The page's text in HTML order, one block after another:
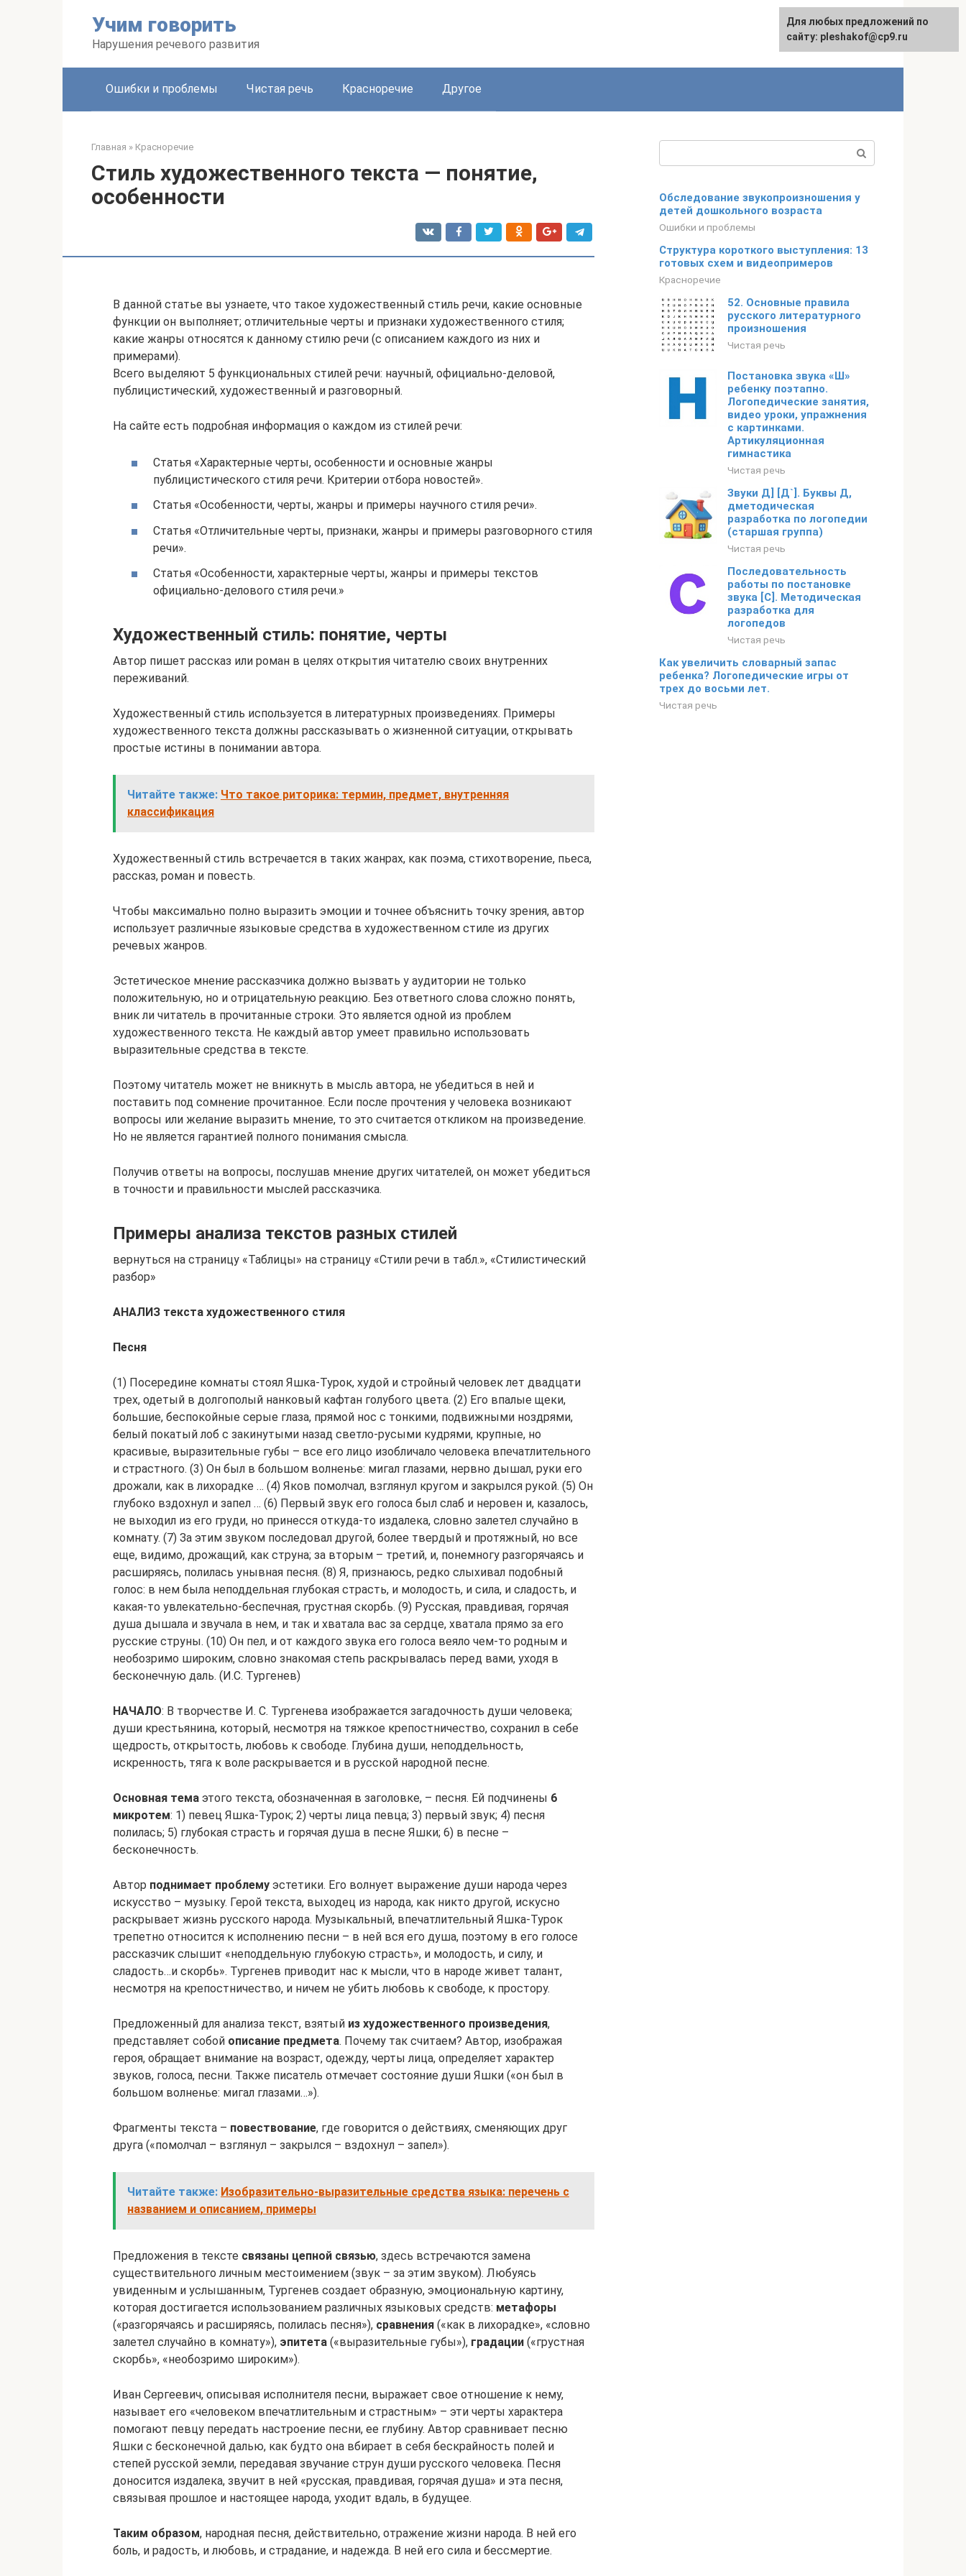
Учим говорить
Нарушения речевого развития
Ошибки и проблемы Чистая речь Красноречие Другое
Главная » Красноречие
Стиль художественного текста — понятие,
особенности
В данной статье вы узнаете, что такое художественный стиль речи, какие основные
функции он выполняет; отличительные черты и признаки художественного стиля;
какие жанры относятся к данному стилю речи (с описанием каждого из них и
примерами).
Всего выделяют 5 функциональных стилей речи: научный, официально-деловой,
публицистический, художественный и разговорный.
На сайте есть подробная информация о каждом из стилей речи:
Статья «Характерные черты, особенности и основные жанры
публицистического стиля речи. Критерии отбора новостей».
Статья «Особенности, черты, жанры и примеры научного стиля речи».
Статья «Отличительные черты, признаки, жанры и примеры разговорного стиля
речи».
Статья «Особенности, характерные черты, жанры и примеры текстов
официально-делового стиля речи.»
Художественный стиль: понятие, черты
Автор пишет рассказ или роман в целях открытия читателю своих внутренних
переживаний.
Художественный стиль используется в литературных произведениях. Примеры
художественного текста должны рассказывать о жизненной ситуации, открывать
простые истины в понимании автора.
Читайте также: Что такое риторика: термин, предмет, внутренняя
классификация
Художественный стиль встречается в таких жанрах, как поэма, стихотворение, пьеса,
рассказ, роман и повесть.
Чтобы максимально полно выразить эмоции и точнее объяснить точку зрения, автор
использует различные языковые средства в художественном стиле из других
речевых жанров.
Эстетическое мнение рассказчика должно вызвать у аудитории не только
положительную, но и отрицательную реакцию. Без ответного слова сложно понять,
вник ли читатель в прочитанные строки. Это является одной из проблем
художественного текста. Не каждый автор умеет правильно использовать
выразительные средства в тексте.
Поэтому читатель может не вникнуть в мысль автора, не убедиться в ней и
поставить под сомнение прочитанное. Если после прочтения у человека возникают
вопросы или желание выразить мнение, то это считается откликом на произведение.
Но не является гарантией полного понимания смысла.
Получив ответы на вопросы, послушав мнение других читателей, он может убедиться
в точности и правильности мыслей рассказчика.
Примеры анализа текстов разных стилей
вернуться на страницу «Таблицы» на страницу «Стили речи в табл.», «Стилистический
разбор»
АНАЛИЗ текста художественного стиля
Песня
(1) Посередине комнаты стоял Яшка-Турок, худой и стройный человек лет двадцати
трех, одетый в долгополый нанковый кафтан голубого цвета. (2) Его впалые щеки,
большие, беспокойные серые глаза, прямой нос с тонкими, подвижными ноздрями,
белый покатый лоб с закинутыми назад светло-русыми кудрями, крупные, но
красивые, выразительные губы – все его лицо изобличало человека впечатлительного
и страстного. (3) Он был в большом волненье: мигал глазами, нервно дышал, руки его
дрожали, как в лихорадке … (4) Яков помолчал, взглянул кругом и закрылся рукой. (5) Он
глубоко вздохнул и запел … (6) Первый звук его голоса был слаб и неровен и, казалось,
не выходил из его груди, но принесся откуда-то издалека, словно залетел случайно в
комнату. (7) За этим звуком последовал другой, более твердый и протяжный, но все
еще, видимо, дрожащий, как струна; за вторым – третий, и, понемногу разгорячаясь и
расширяясь, полилась унывная песня. (8) Я, признаюсь, редко слыхивал подобный
голос: в нем была неподдельная глубокая страсть, и молодость, и сила, и сладость, и
какая-то увлекательно-беспечная, грустная скорбь. (9) Русская, правдивая, горячая
душа дышала и звучала в нем, и так и хватала вас за сердце, хватала прямо за его
русские струны. (10) Он пел, и от каждого звука его голоса веяло чем-то родным и
необозримо широким, словно знакомая степь раскрывалась перед вами, уходя в
бесконечную даль. (И.С. Тургенев)
НАЧАЛО: В творчестве И. С. Тургенева изображается загадочность души человека;
души крестьянина, который, несмотря на тяжкое крепостничество, сохранил в себе
щедрость, открытость, любовь к свободе. Глубина души, неподдельность,
искренность, тяга к воле раскрывается и в русской народной песне.
Основная тема этого текста, обозначенная в заголовке, – песня. Ей подчинены 6
микротем: 1) певец Яшка-Турок; 2) черты лица певца; 3) первый звук; 4) песня
полилась; 5) глубокая страсть и горячая душа в песне Яшки; 6) в песне –
бесконечность.
Автор поднимает проблему эстетики. Его волнует выражение души народа через
искусство – музыку. Герой текста, выходец из народа, как никто другой, искусно
раскрывает жизнь русского народа. Музыкальный, впечатлительный Яшка-Турок
трепетно относится к исполнению песни – в ней вся его душа, поэтому в его голосе
рассказчик слышит «неподдельную глубокую страсть», и молодость, и силу, и
сладость…и скорбь». Тургенев приводит нас к мысли, что в народе живет талант,
несмотря на крепостничество, и ничем не убить любовь к свободе, к простору.
Предложенный для анализа текст, взятый из художественного произведения,
представляет собой описание предмета. Почему так считаем? Автор, изображая
героя, обращает внимание на возраст, одежду, черты лица, определяет характер
звуков, голоса, песни. Также писатель отмечает состояние души Яшки («он был в
большом волненье: мигал глазами…»).
Фрагменты текста – повествование, где говорится о действиях, сменяющих друг
друга («помолчал – взглянул – закрылся – вздохнул – запел»).
Читайте также: Изобразительно-выразительные средства языка: перечень с
названием и описанием, примеры
Предложения в тексте связаны цепной связью, здесь встречаются замена
существительного личным местоимением (звук – за этим звуком). Любуясь
увиденным и услышанным, Тургенев создает образную, эмоциональную картину,
которая достигается использованием различных языковых средств: метафоры
(«разгорячаясь и расширяясь, полилась песня»), сравнения («как в лихорадке», «словно
залетел случайно в комнату»), эпитета («выразительные губы»), градации («грустная
скорбь», «необозримо широким»).
Иван Сергеевич, описывая исполнителя песни, выражает свое отношение к нему,
называет его «человеком впечатлительным и страстным» – эти черты характера
помогают певцу передать настроение песни, ее глубину. Автор сравнивает песню
Яшки с бесконечной далью, как будто она вбирает в себя бескрайность полей и
степей русской земли, передавая звучание струн души русского человека. Песня
доносится издалека, звучит в ней «русская, правдивая, горячая душа» и эта песня,
связывая прошлое и настоящее народа, уходит вдаль, в будущее.
Таким образом, народная песня, действительно, отражение жизни народа. В ней его
боль, и радость, и любовь, и страдание, и надежда. В ней его сила и бессмертие.
Обследование звукопроизношения у
детей дошкольного возраста
Ошибки и проблемы
Структура короткого выступления: 13
готовых схем и видеопримеров
Красноречие
52. Основные правила
русского литературного
произношения
Чистая речь
Постановка звука «Ш»
ребенку поэтапно.
Логопедические занятия,
видео уроки, упражнения
с картинками.
Артикуляционная
гимнастика
Чистая речь
Звуки Д] [Д`]. Буквы Д,
дметодическая
разработка по логопедии
(старшая группа)
Чистая речь
Последовательность
работы по постановке
звука [C]. Методическая
разработка для
логопедов
Чистая речь
Как увеличить словарный запас
ребенка? Логопедические игры от
трех до восьми лет.
Чистая речь
Для любых предложений по
сайту: pleshakof@cp9.ru